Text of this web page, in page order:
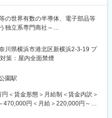
めたトータルソリューションや、
、お客様の業績向上につながる
を入れており、自分の技術や判断
つないでいける仕事です。
、チームリーダー指導の下、既存
し、OJTの一環として業務マニュ
技術の承継を含む組織化を進めま
性が高い業務分野につき時間を掛
補として業務領域を拡大し、当該
トとしての活躍を目指します。
の世界有数の半導体、電子部品等
独立系専門商社～
ス代理店として、国内・海外の各
販売活動を行っております。
いシステム製品における、トラブ
と協力しながらの問題解決支援作
故障品の受付、修理、改修、返却
川県横浜市港北区新横浜2-3-19 プ
策：屋内全面禁煙
園駅
＜賃金形態＞月給制＜賃金内訳＞
470,000円＜月給＞220,000円～